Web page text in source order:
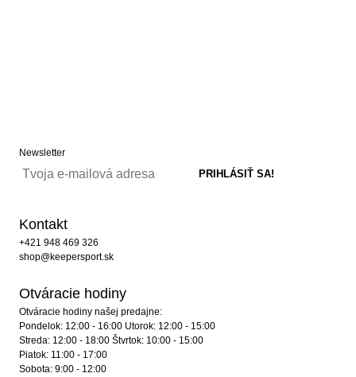
Newsletter
Kontakt
+421 948 469 326
shop@keepersport.sk
Otváracie hodiny
Otváracie hodiny našej predajne:
Pondelok: 12:00 - 16:00 Utorok: 12:00 - 15:00
Streda: 12:00 - 18:00 Štvrtok: 10:00 - 15:00
Piatok: 11:00 - 17:00
Sobota: 9:00 - 12:00